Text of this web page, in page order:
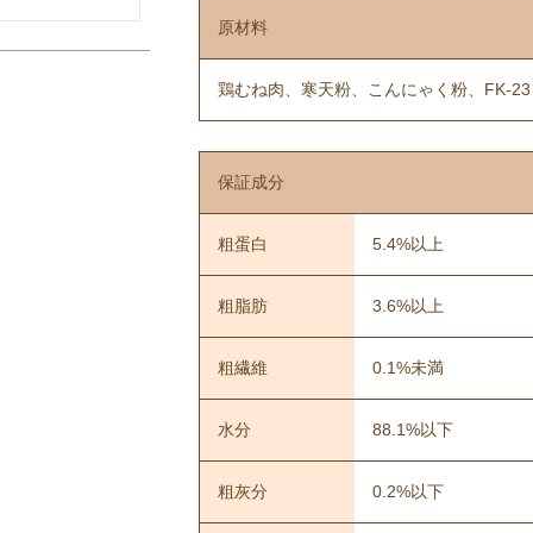
原材料
鶏むね肉、寒天粉、こんにゃく粉、FK-
保証成分
粗蛋白 5.4%以上
粗脂肪 3.6%以上
粗繊維 0.1%未満
水分 88.1%以下
粗灰分 0.2%以下